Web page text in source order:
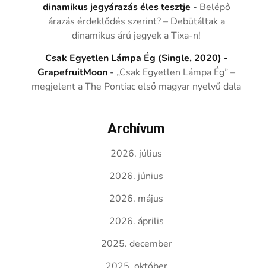
dinamikus jegyárazás éles tesztje - Belépő
árazás érdeklődés szerint? – Debütáltak a
dinamikus árú jegyek a Tixa-n!
Csak Egyetlen Lámpa Ég (Single, 2020) -
GrapefruitMoon - „Csak Egyetlen Lámpa Ég” –
megjelent a The Pontiac első magyar nyelvű dala
Archívum
2026. július
2026. június
2026. május
2026. április
2025. december